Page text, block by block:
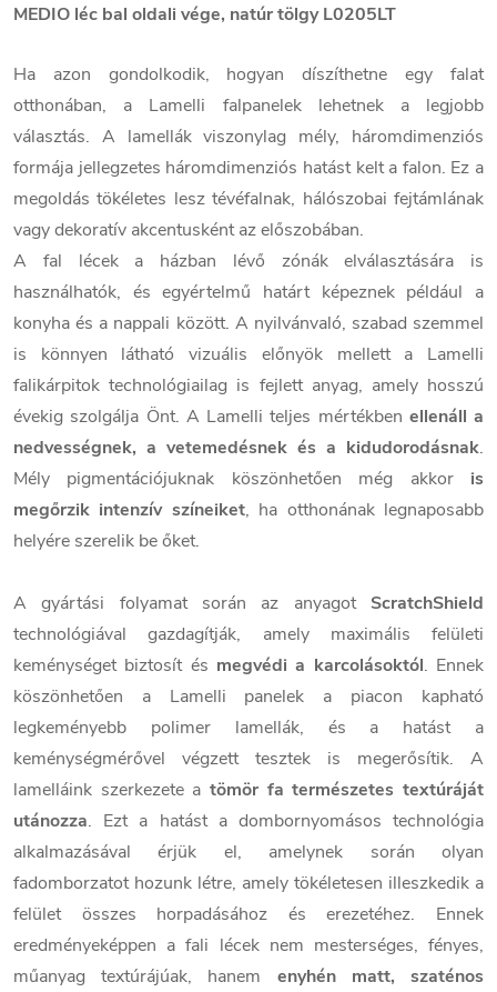
MEDIO léc bal oldali vége, natúr tölgy L0205LT
Ha azon gondolkodik, hogyan díszíthetne egy falat
otthonában, a Lamelli falpanelek lehetnek a legjobb
választás. A lamellák viszonylag mély, háromdimenziós
formája jellegzetes háromdimenziós hatást kelt a falon. Ez a
megoldás tökéletes lesz tévéfalnak, hálószobai fejtámlának
vagy dekoratív akcentusként az előszobában.
A fal lécek a házban lévő zónák elválasztására is
használhatók, és egyértelmű határt képeznek például a
konyha és a nappali között. A nyilvánvaló, szabad szemmel
is könnyen látható vizuális előnyök mellett a Lamelli
falikárpitok technológiailag is fejlett anyag, amely hosszú
évekig szolgálja Önt. A Lamelli teljes mértékben ellenáll a
nedvességnek, a vetemedésnek és a kidudorodásnak.
Mély pigmentációjuknak köszönhetően még akkor is
megőrzik intenzív színeiket, ha otthonának legnaposabb
helyére szerelik be őket.
A gyártási folyamat során az anyagot ScratchShield
technológiával gazdagítják, amely maximális felületi
keménységet biztosít és megvédi a karcolásoktól. Ennek
köszönhetően a Lamelli panelek a piacon kapható
legkeményebb polimer lamellák, és a hatást a
keménységmérővel végzett tesztek is megerősítik. A
lamelláink szerkezete a tömör fa természetes textúráját
utánozza. Ezt a hatást a dombornyomásos technológia
alkalmazásával érjük el, amelynek során olyan
fadomborzatot hozunk létre, amely tökéletesen illeszkedik a
felület összes horpadásához és erezetéhez. Ennek
eredményeképpen a fali lécek nem mesterséges, fényes,
műanyag textúrájúak, hanem enyhén matt, szaténos